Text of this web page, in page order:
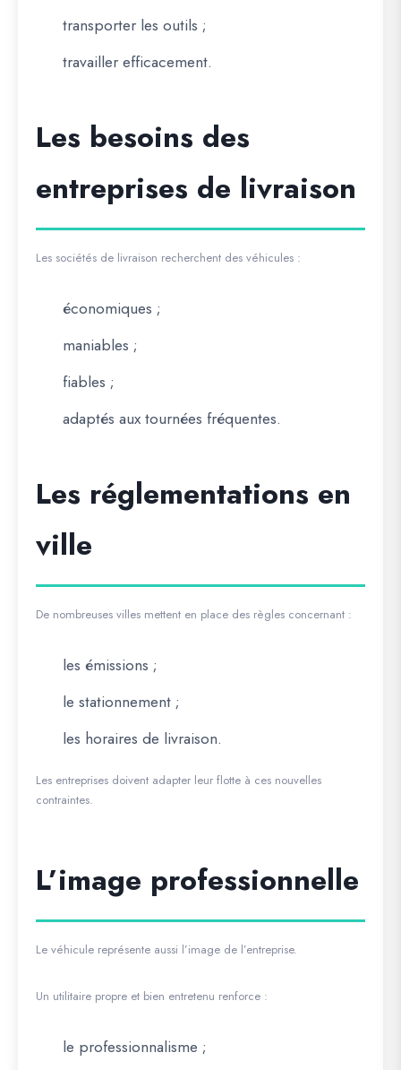
transporter les outils ;
travailler efficacement.
Les besoins des
entreprises de livraison
Les sociétés de livraison recherchent des véhicules :
économiques ;
maniables ;
fiables ;
adaptés aux tournées fréquentes.
Les réglementations en
ville
De nombreuses villes mettent en place des règles concernant :
les émissions ;
le stationnement ;
les horaires de livraison.
Les entreprises doivent adapter leur flotte à ces nouvelles
contraintes.
L’image professionnelle
Le véhicule représente aussi l’image de l’entreprise.
Un utilitaire propre et bien entretenu renforce :
le professionnalisme ;